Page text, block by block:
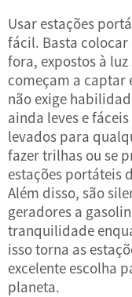
Usar estações
fácil. Basta colocar
fora, expostos à
começam a captar
não exige
ainda leves e
levados para
fazer trilhas ou se
estações portáteis
Além disso, são
geradores a
tranquilidade
isso torna as
excelente escolha
planeta.